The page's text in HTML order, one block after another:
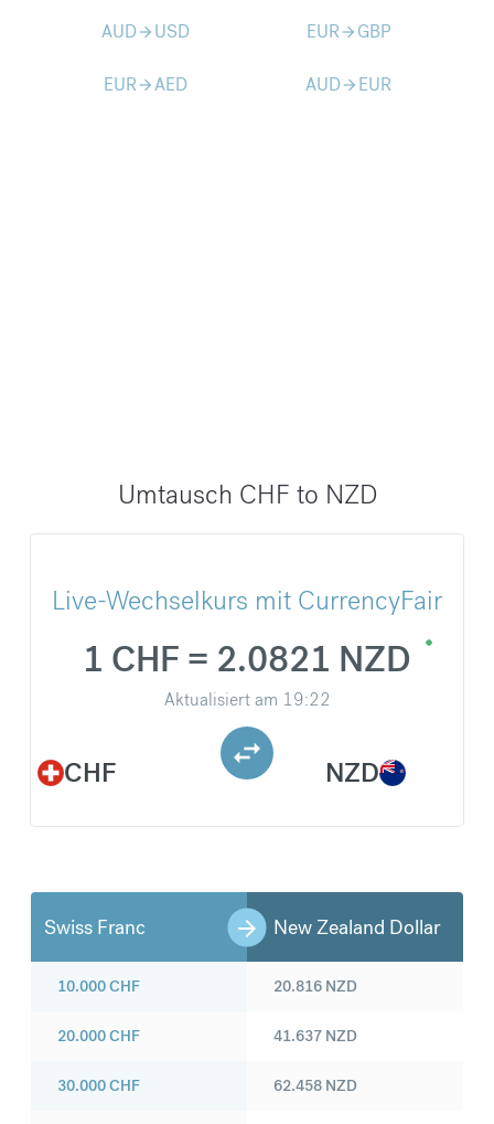
AUDarrow_forward USD EURarrow_forward GBP
EURarrow_forwardAED AUDarrow_forward EUR
Umtausch CHF to NZD
Live-Wechselkurs mit CurrencyFair
CHF
1 CHF = 2.0821 NZD
Aktualisiert am 19:22
NZD
Swiss Franc New Zealand Dollar
10.000CHF
20.000CHF
30.000CHF
20.816 NZD
41.637 NZD
62.458 NZD